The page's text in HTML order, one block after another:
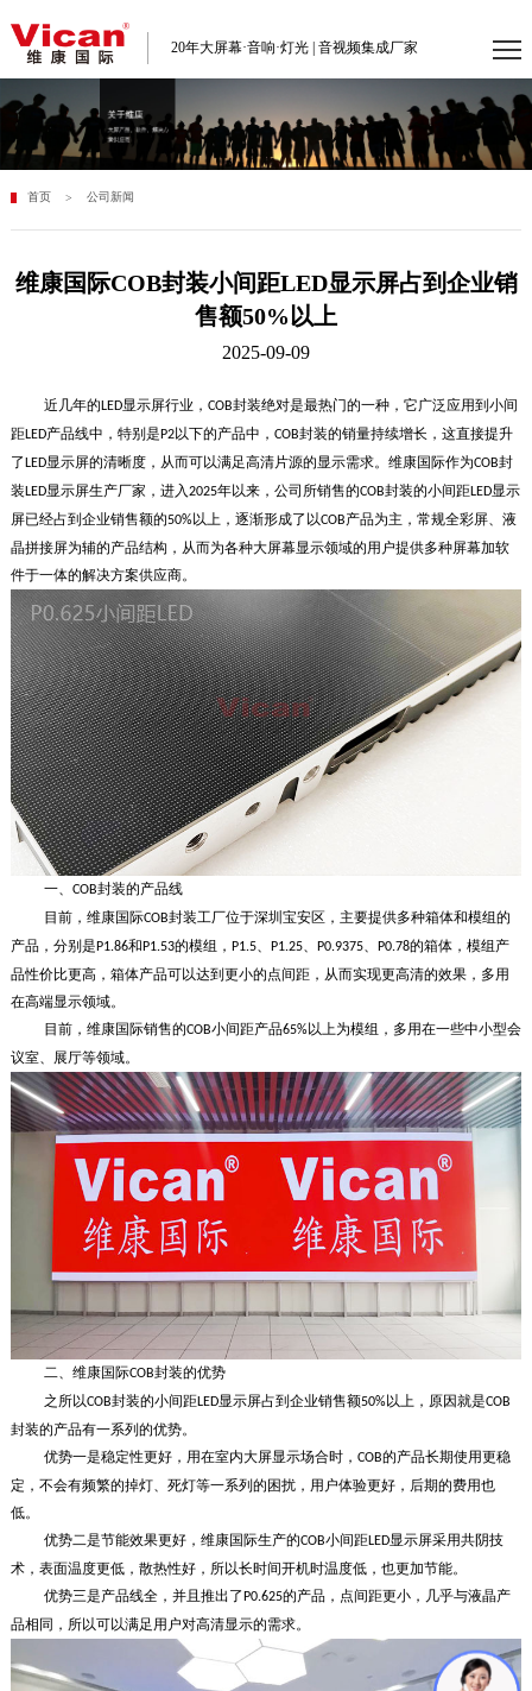
20年大屏幕·音响·灯光 | 音视频集成厂家
首页 > 公司新闻
维康国际COB封装小间距LED显示屏占到企业销
售额50%以上
2025-09-09
近几年的LED显示屏行业， COB封装绝对是最热门的一种，它广泛应用到小间
距LED产品线中，特别是 P2以下的产品中， COB封装的销量持续增长，这直接提升
了 LED显示屏的清晰度，从而可以满足高清片源的显示需求。维康国际作为COB封
装LED显示屏生产厂家，进入2025年以来，公司所销售的COB封装的小间距LED显示
屏已经占到企业销售额的50%以上，逐渐形成了以COB产品为主，常规全彩屏、液
晶拼接屏为辅的产品结构，从而为各种大屏幕显示领域的用户提供多种屏幕加软
件于一体的解决方案供应商。
一、 COB封装的产品线
目前，维康国际COB封装工厂位于深圳宝安区，主要提供多种箱体和模组的
产品，分别是 P1.86和 P1.53的模组， P1.5、 P1.25、 P0.9375、 P0.78的箱体，模组产
品性价比更高，箱体产品可以达到更小的点间距，从而实现更高清的效果，多用
在高端显示领域。
目前，维康国际销售的COB小间距产品65%以上为模组，多用在一些中小型会
议室、展厅等领域。
二、 维康国际COB封装的优势
之所以COB封装的小间距LED显示屏占到企业销售额50%以上，原因就是COB
封装的产品有一系列的优势。
优势一是稳定性更好，用在室内大屏显示场合时， COB的产品长期使用更稳
定，不会有频繁的掉灯、死灯等一系列的困扰，用户体验更好，后期的费用也
低。
优势二是节能效果更好，维康国际生产的COB小间距LED显示屏采用共阴技
术，表面温度更低，散热性好，所以长时间开机时温度低，也更加节能。
优势三是产品线全，并且推出了 P0.625的产品，点间距更小，几乎与液晶产
品相同，所以可以满足用户对高清显示的需求。